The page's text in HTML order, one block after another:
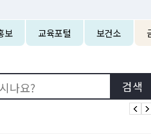
보 교육포털 보건소